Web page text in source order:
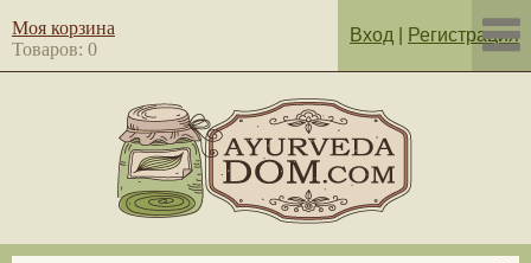
Моя корзина
Товаров: 0
Вход Регистрация